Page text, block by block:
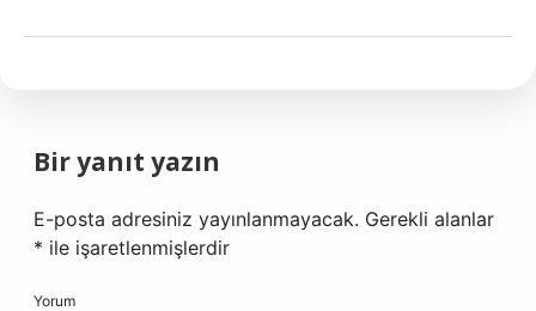
Bir yanıt yazın
E-posta adresiniz yayınlanmayacak. Gerekli alanlar
* ile işaretlenmişlerdir
Yorum